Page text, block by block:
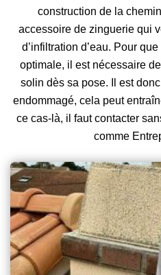
construction de la
accessoire de zinguerie qui
d’infiltration d’eau. Pour
optimale, il est nécessaire
solin dès sa pose. Il est
endommagé, cela peut
ce cas-là, il faut contacter
comme